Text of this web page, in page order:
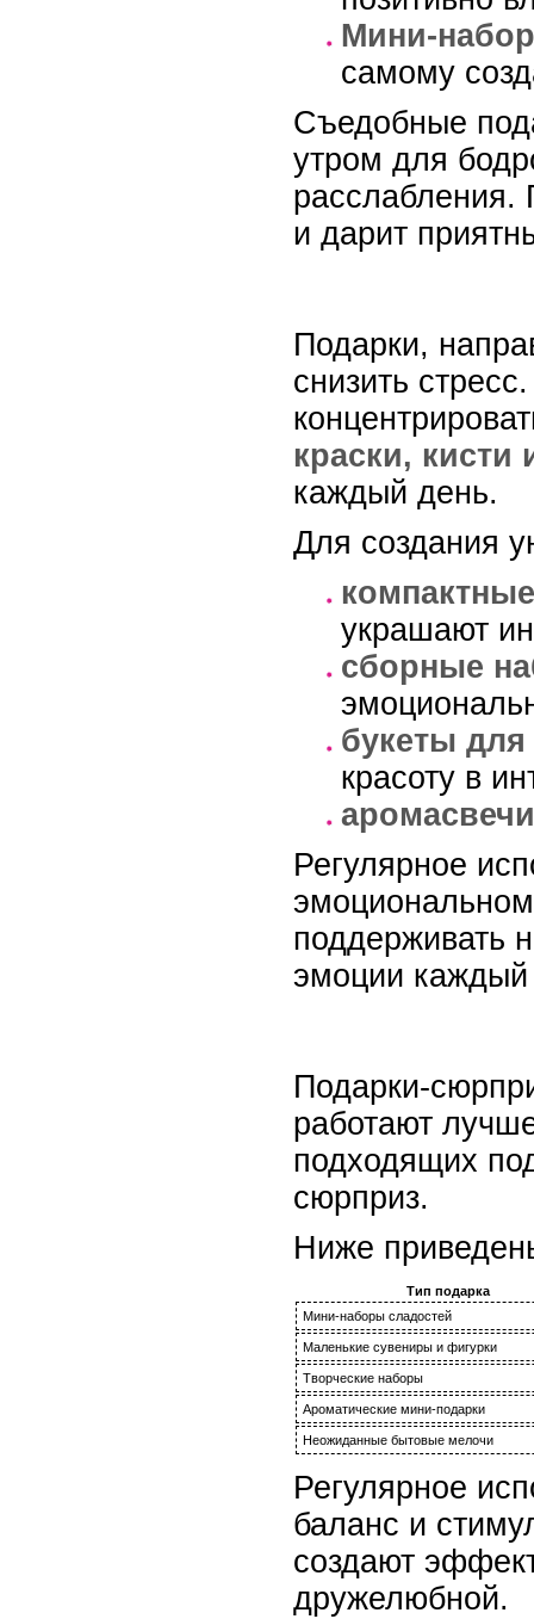
Мини-
самому
Съедобные
утром для
расслабления.
и дарит
Подарки,
снизить
краски, кисти
каждый день.
Для создания
украшают
сборные
букеты
красоту в
Регулярное
поддерживать
эмоции каждый
Подарки-
работают
подходящих
сюрприз.
Ниже
Тип подарка
Мини-наборы сладостей
Маленькие сувениры и фигурки
Творческие наборы
Ароматические мини-подарки
Неожиданные бытовые мелочи
Регулярное
баланс и
создают
дружелюбной.